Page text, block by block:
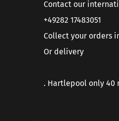
Contact our
+49282 17483051
Collect your orders
Or delivery
. Hartlepool only 40